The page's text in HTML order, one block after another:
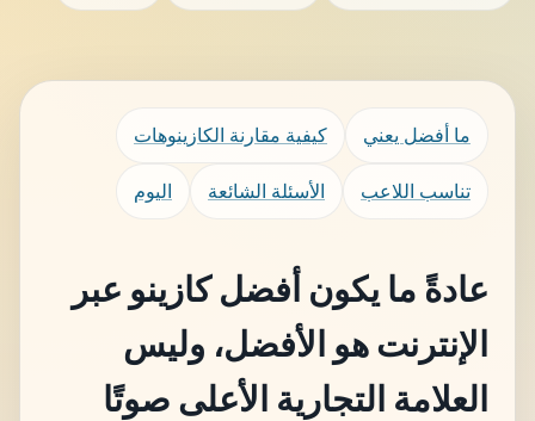
ما أفضل يعني كيفية مقارنة الكازينوهات
تناسب اللاعب الأسئلة الشائعة اليوم
عادةً ما يكون أفضل كازينو عبر
الإنترنت هو الأفضل، وليس
العلامة التجارية الأعلى صوتًا